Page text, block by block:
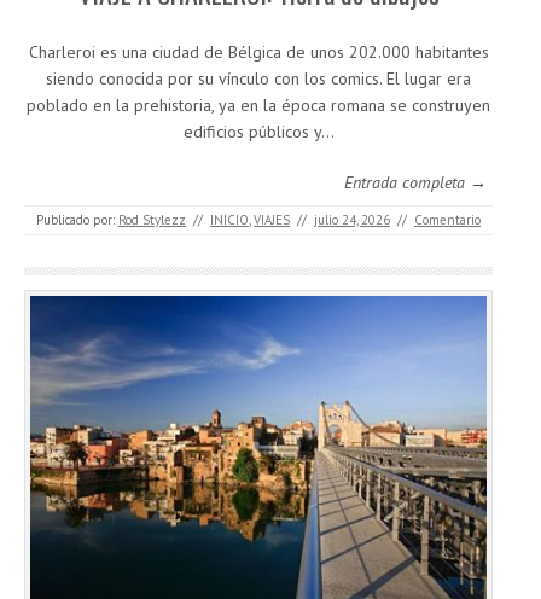
Charleroi es una ciudad de Bélgica de unos 202.000 habitantes
siendo conocida por su vínculo con los comics. El lugar era
poblado en la prehistoria, ya en la época romana se construyen
edificios públicos y…
Entrada completa →
Publicado por: Rod Stylezz // INICIO,VIAJES // julio 24, 2026 // Comentario